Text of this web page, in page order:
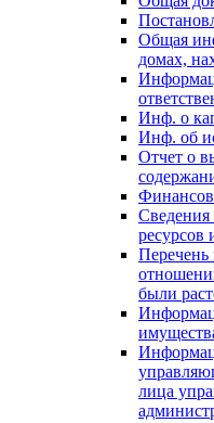
Общая
домах,
Инф. о
Инф. об
Отчет о
ресурсов
Перечень
были
лица